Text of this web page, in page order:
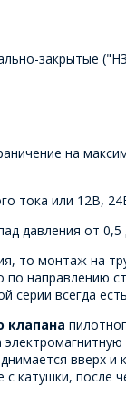
закрытые
на
тока или 12В,
давления от
то монтаж на
направлению
серии всегда
клапана
вверх
катушки, после